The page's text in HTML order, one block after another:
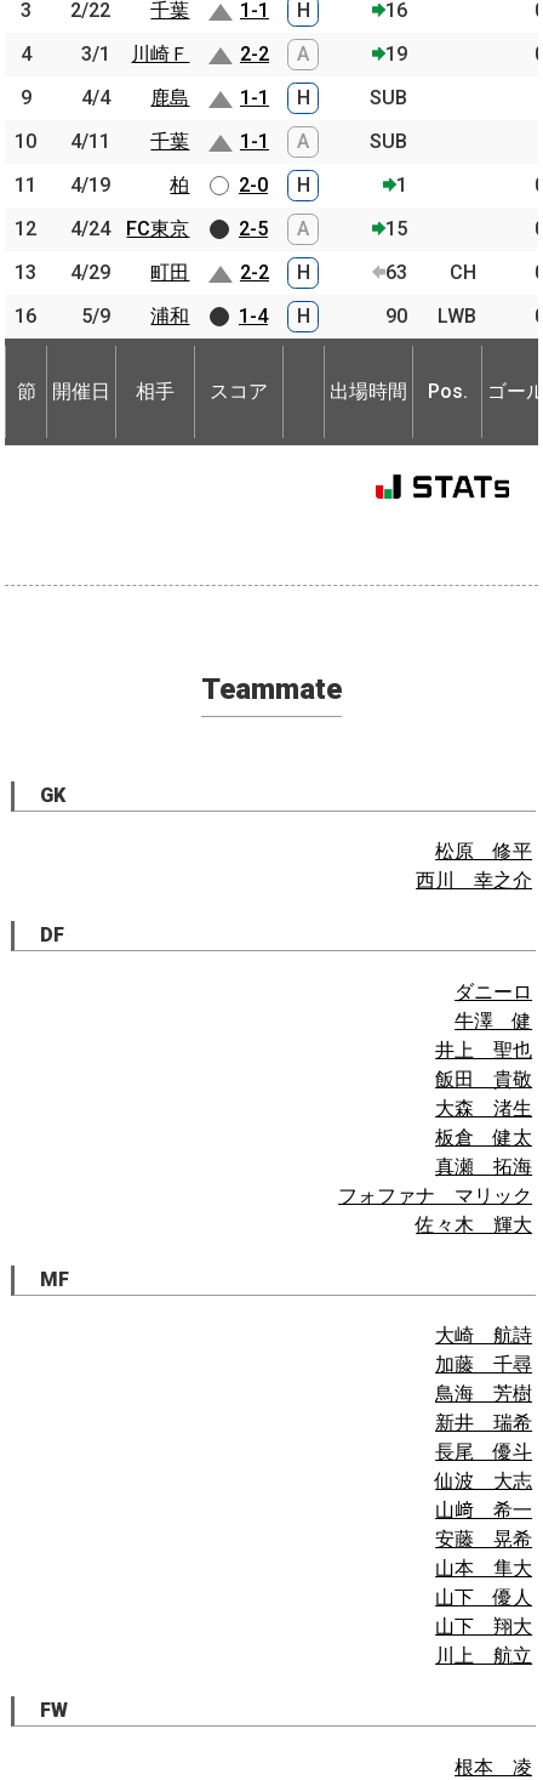
3 2/22 千葉 1-1 H 16
4
3/1 川崎Ｆ 2-2 A 19
9
4/4 鹿島 1-1 H
SUB
10
4/11 千葉 1-1 A
SUB
11
4/19 柏 2-0 H 1
12
4/24 FC東京 2-5 A 15
13
4/29 町田 2-2 H 63 CH
16
5/9 浦和 1-4 H 90 LWB
節 開催日 相手 スコア 出場時間 Pos. ゴー
3 2/22
千葉
4
3/1
川崎Ｆ
9
4/4
鹿島
10
4/11
千葉
11
4/19
柏
12
4/24
FC東京
13
4/29
町田
16
5/9 浦和
節 開催日 相手
Teammate
GK
松原 修平
西川 幸之介
DF
ダニーロ
牛澤 健
井上 聖也
飯田 貴敬
大森 渚生
板倉 健太
真瀬 拓海
フォファナ マリック
佐々木 輝大
MF
大崎 航詩
加藤 千尋
鳥海 芳樹
新井 瑞希
長尾 優斗
仙波 大志
山﨑 希一
安藤 晃希
山本 隼大
山下 優人
山下 翔大
川上 航立
FW
根本 凌